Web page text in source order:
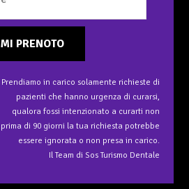
MI PRENOTO
Prendiamo in carico solamente richieste di
pazienti che hanno urgenza di curarsi,
qualora fossi intenzionato a curarti non
prima di 90 giorni la tua richiesta potrebbe
essere ignorata o non presa in carico.
Il Team di Sos Turismo Dentale